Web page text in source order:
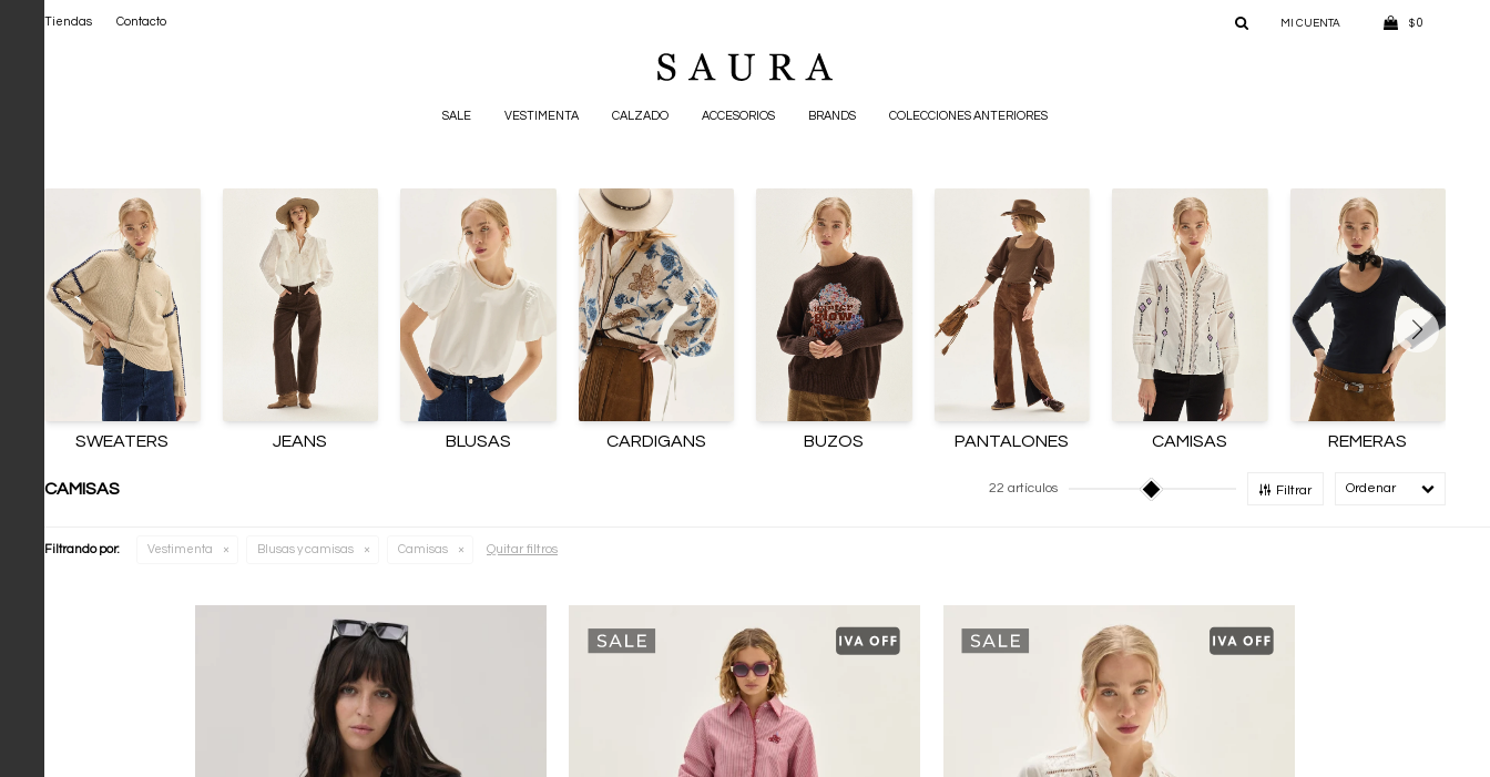
SALE VESTIMENTA CALZADO ACCESORIOS BRANDS COLECCIONES ANTERIORES
$ 0
Tiendas Contacto
SWEATERS JEANS BLUSAS CARDIGANS BUZOS PANTALONES CAMISAS REMERAS
CAMISAS 22 artículos Filtrar
Filtrando por: Vestimenta Blusas y camisas Camisas Quitar filtros